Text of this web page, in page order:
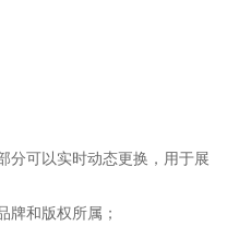
分可以实时动态更换，用于展
牌和版权所属；